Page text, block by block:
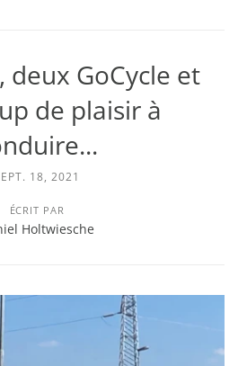
deux GoCycle et
de plaisir à
18, 2021
ÉCRIT PAR
Holtwiesche